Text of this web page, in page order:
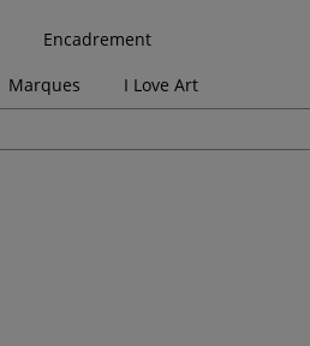
Encadrement
Marques I Love Art